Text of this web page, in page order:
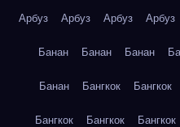
Арбуз Арбуз Арбуз Арбуз
Банан Банан Банан
Банан Бангкок Бангкок
Бангкок Бангкок Бангкок